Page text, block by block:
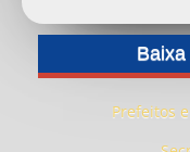
Prefeitos